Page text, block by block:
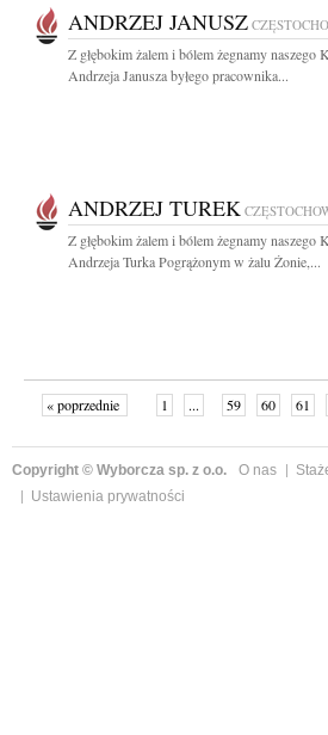
ANDRZEJ JANUSZ
Z głębokim żalem i bólem żegnamy naszego
Andrzeja Janusza byłego pracownika...
ANDRZEJ TUREK
Z głębokim żalem i bólem żegnamy naszego
Andrzeja Turka Pogrążonym w żalu Żonie,...
« poprzednie 1 ... 59 60 61
Copyright © Wyborcza sp. z o.o. O nas
Ustawienia prywatności